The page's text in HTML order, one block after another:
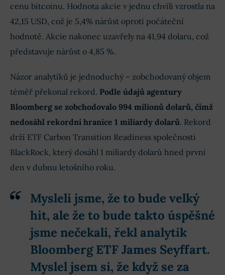
cenu bitcoinu. Hodnota akcie v jednu chvíli vzrostla na
42,15 USD, což je 5,4% nárůst oproti počáteční
hodnotě. Akcie nakonec uzavřely na 41,94 dolaru, což
představuje nárůst o 4,85 %.
Názor analytiků je jednoduchý – zobchodovaný objem
téměř překonal rekord. Podle údajů agentury
Bloomberg se zobchodovalo 994 milionů dolarů, čímž
nedosáhl rekordní hranice 1 miliardy dolarů. Rekord
drží ETF Carbon Transition Readiness společnosti
BlackRock, který dosáhl 1 miliardy dolarů hned první
den v dubnu letošního roku.
Mysleli jsme, že to bude velký
hit, ale že to bude takto úspěšné
jsme nečekali, řekl analytik
Bloomberg ETF James Seyffart.
Myslel jsem si, že když se za